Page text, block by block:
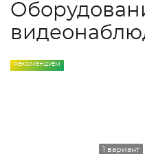
РЕКОМЕНДУЕМ
1 вариант